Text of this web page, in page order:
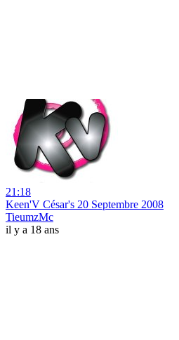
21:18
Keen'V César's 20 Septembre 2008
TieumzMc
il y a 18 ans